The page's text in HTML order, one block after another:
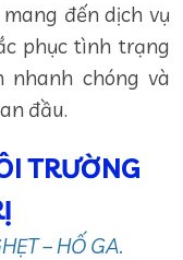
đến dịch vụ
phục tình trạng
nhanh chóng và
đầu.
TRƯỜNG
– HỐ GA.